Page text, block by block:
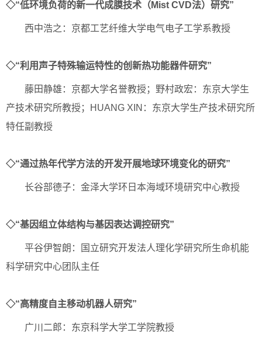
◇“低环境负荷的新一代成膜技术（Mist CVD法）研究”
西中浩之：京都工艺纤维大学电气电子工学系教授
◇“利用声子特殊输运特性的创新热功能器件研究”
藤田静雄：京都大学名誉教授；野村政宏：东京大学生
产技术研究所教授；HUANG XIN：东京大学生产技术研究所
特任副教授
◇“通过热年代学方法的开发开展地球环境变化的研究”
长谷部德子：金泽大学环日本海域环境研究中心教授
◇“基因组立体结构与基因表达调控研究”
平谷伊智朗：国立研究开发法人理化学研究所生命机能
科学研究中心团队主任
◇“高精度自主移动机器人研究”
广川二郎：东京科学大学工学院教授